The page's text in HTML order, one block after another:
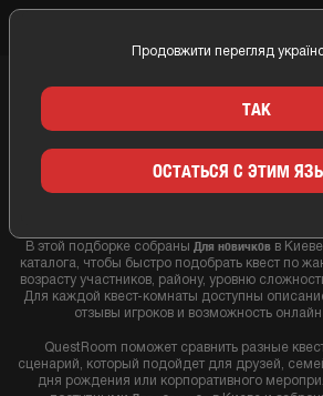
ЛУЧШИЕ КВЕСТ
НОВИЧКОВ В
В этой подборке собраны Для новичков в
каталога, чтобы быстро подобрать квест по
возрасту участников, району, уровню
Для каждой квест-комнаты доступны
отзывы игроков и возможность
QuestRoom поможет сравнить разные
сценарий, который подойдет для друзей,
дня рождения или корпоративного
Продовжити перегляд
ТАК
ОСТАТЬСЯ С ЭТИМ